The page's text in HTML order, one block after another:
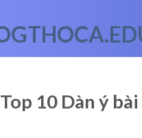
Top 10 Dàn ý